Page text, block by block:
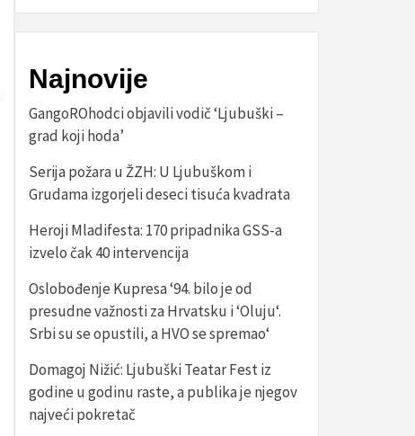
Najnovije
GangoROhodci objavili vodič ‘Ljubuški –
grad koji hoda’
Serija požara u ŽZH: U Ljubuškom i
Grudama izgorjeli deseci tisuća kvadrata
Heroji Mladifesta: 170 pripadnika GSS-a
izvelo čak 40 intervencija
Oslobođenje Kupresa ‘94. bilo je od
presudne važnosti za Hrvatsku i ‘Oluju‘.
Srbi su se opustili, a HVO se spremao‘
Domagoj Nižić: Ljubuški Teatar Fest iz
godine u godinu raste, a publika je njegov
najveći pokretač